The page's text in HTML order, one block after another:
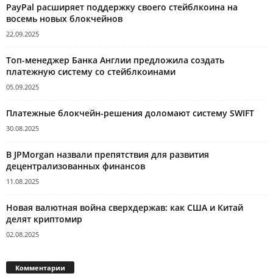
PayPal расширяет поддержку своего стейблкоина на
восемь новых блокчейнов
22.09.2025
Топ-менеджер Банка Англии предложила создать
платежную систему со стейблкоинами
05.09.2025
Платежные блокчейн-решения доломают систему SWIFT
30.08.2025
В JPMorgan назвали препятствия для развития
децентрализованных финансов
11.08.2025
Новая валютная война сверхдержав: как США и Китай
делят криптомир
02.08.2025
Комментарии